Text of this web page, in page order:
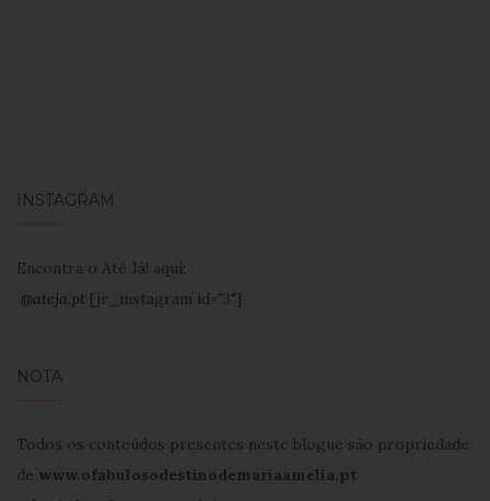
INSTAGRAM
Encontra o Até Já! aqui:
@ateja.pt [jr_instagram id="3"]
NOTA
Todos os conteúdos presentes neste blogue são propriedade
de www.ofabulosodestinodemariaamelia.pt